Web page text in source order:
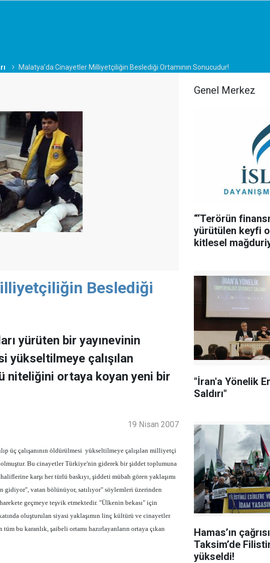
Malatya’da Cinayetler Milliyetçiliğin Beslediği Ortamının Sonucudur!
Beslediği
yürüten bir yayınevinin
yükseltilmeye çalışılan
niteliğini ortaya koyan yeni bir
19 Nisan 2007
üç çalışanının öldürülmesi yükseltilmeye çalışılan milliyetçi
Bu cinayetler Türkiye'nin giderek bir şiddet toplumuna
karşı her türlü baskıyı, şiddeti mübah gören yaklaşımı
gidiyor", vatan bölünüyor, satılıyor" söylemleri üzerinden
geçmeye teşvik etmektedir. "Ülkenin bekası" için
oluşturulan siyasi yaklaşımın linç kültürü ve cinayetler
bu karanlık, şaibeli ortamı hazırlayanların ortaya çıkan
Genel Merkez
“‘Terörün
yürütülen keyfi
kitlesel
"İran'a Yönelik
Saldırı"
Hamas’ın
Taksim’de
yükseldi!